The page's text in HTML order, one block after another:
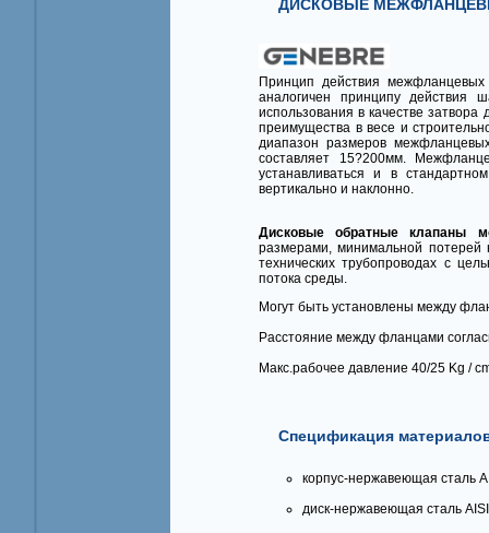
ДИСКОВЫЕ
Принцип действия
аналогичен принципу действия
использования в качестве
преимущества в весе и
диапазон размеров
составляет 15?200мм.
устанавливаться и в
вертикально и наклонно.
Дисковые обратные клапаны
размерами, минимальной потерей
технических трубопроводах с
потока среды.
Могут быть установлены между
Расстояние между фланцами
Макc.рабочее давление 40/25 Kg /
Спецификация
корпус-нержавеющая сталь
диск-нержавеющая сталь